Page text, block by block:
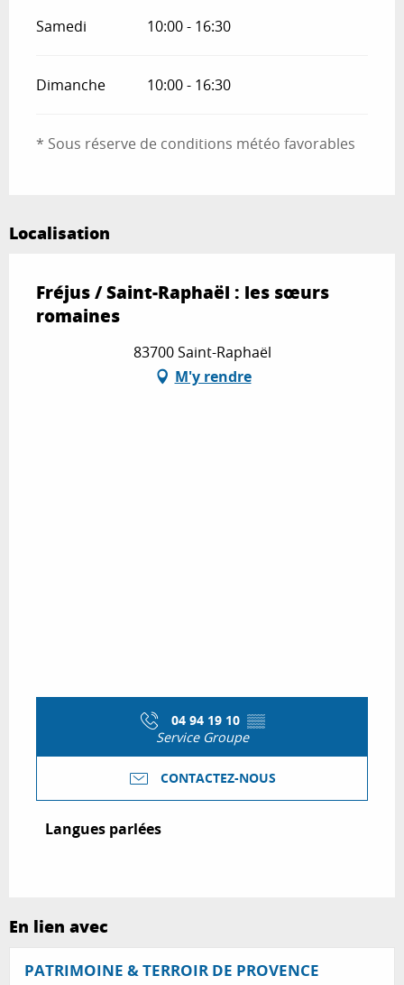
Samedi 10:00 - 16:30
Dimanche 10:00 - 16:30
* Sous réserve de conditions météo favorables
Localisation
Fréjus / Saint-Raphaël : les sœurs
romaines
83700 Saint-Raphaël
M'y rendre
04 94 19 10 ▒▒
Service Groupe
CONTACTEZ-NOUS
Langues parlées
Langues parlées
En lien avec
PATRIMOINE & TERROIR DE PROVENCE